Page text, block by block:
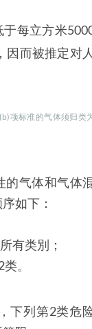
每立方米
因而被推定对
项标准的气体须归类
的气体和气体
如下：
有类別；
。
下列第2类危